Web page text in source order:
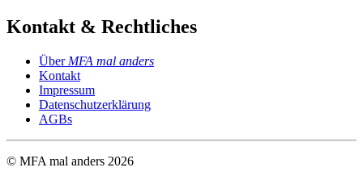
Kontakt & Rechtliches
Über MFA mal anders
Kontakt
Impressum
Datenschutzerklärung
AGBs
© MFA mal anders 2026